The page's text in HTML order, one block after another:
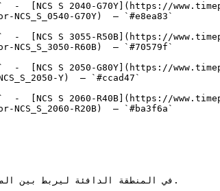
-  [NCS S 2040-G70Y](https://
NCS_S_0540-G70Y)  — `#e8ea83`
-  [NCS S 3055-R50B](https://
NCS_S_3050-R60B)  — `#70579f`
-  [NCS S 2050-G80Y](https://
Y)  — `#ccad47`
-  [NCS S 2060-R40B](https://
NCS_S_2060-R20B)  — `#ba3f6a`